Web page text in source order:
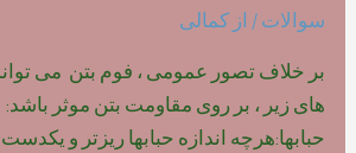
سوالات / از کمالی
بر خلاف تصور عمومی ، فوم بتن می تواند
حبابها:هرچه اندازه حبابها ریزتر و